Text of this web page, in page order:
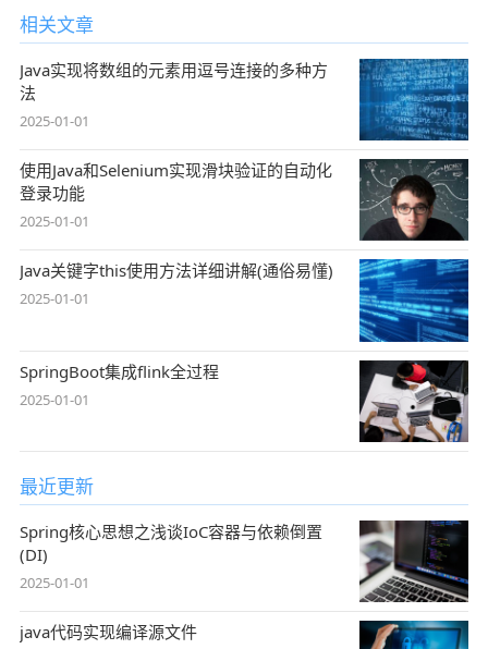
相关文章
Java实现将数组的元素用逗号连接的多种方
法
2025-01-01
使用Java和Selenium实现滑块验证的自动化
登录功能
2025-01-01
Java关键字this使用方法详细讲解(通俗易懂)
2025-01-01
SpringBoot集成flink全过程
2025-01-01
最近更新
Spring核心思想之浅谈IoC容器与依赖倒置
(DI)
2025-01-01
java代码实现编译源文件